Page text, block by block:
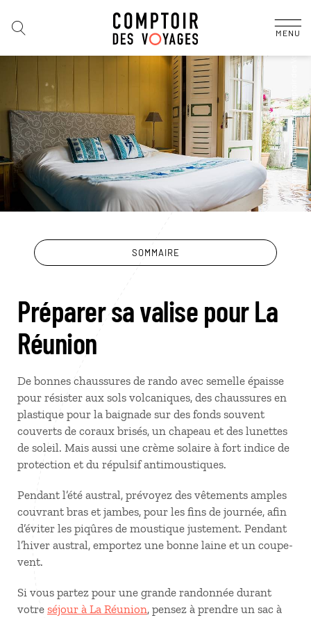
MENU
SOMMAIRE
Préparer sa valise pour La
Réunion
De bonnes chaussures de rando avec semelle épaisse
pour résister aux sols volcaniques, des chaussures en
plastique pour la baignade sur des fonds souvent
couverts de coraux brisés, un chapeau et des lunettes
de soleil. Mais aussi une crème solaire à fort indice de
protection et du répulsif antimoustiques.
Pendant l’été austral, prévoyez des vêtements amples
couvrant bras et jambes, pour les fins de journée, afin
d’éviter les piqûres de moustique justement. Pendant
l’hiver austral, emportez une bonne laine et un coupe-
vent.
Si vous partez pour une grande randonnée durant
votre séjour à La Réunion, pensez à prendre un sac à